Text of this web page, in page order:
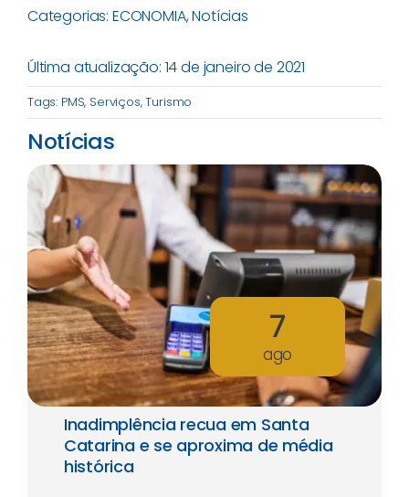
Categorias: ECONOMIA,Notícias
Última atualização: 14 de janeiro de 2021
Tags: PMS, Serviços,Turismo
Notícias
7
ago
Inadimplência recua em Santa
Catarina e se aproxima de média
histórica